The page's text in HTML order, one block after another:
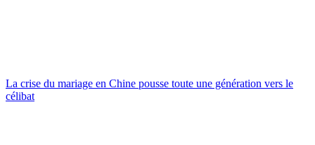
La crise du mariage en Chine pousse toute une génération vers le
célibat